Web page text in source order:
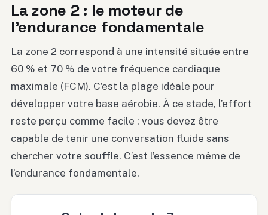
La zone 2 : le moteur de
l’endurance fondamentale
La zone 2 correspond à une intensité située entre
60 % et 70 % de votre fréquence cardiaque
maximale (FCM). C’est la plage idéale pour
développer votre base aérobie. À ce stade, l’effort
reste perçu comme facile : vous devez être
capable de tenir une conversation fluide sans
chercher votre souffle. C’est l’essence même de
l’endurance fondamentale.